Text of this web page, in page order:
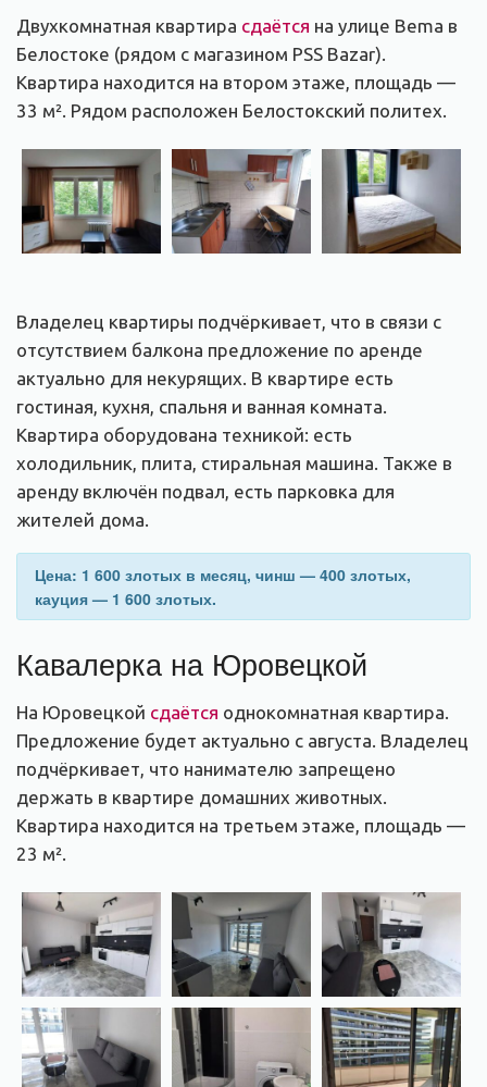
Двухкомнатная квартира сдаётся на улице Bema в
Белостоке (рядом с магазином PSS Bazar).
Квартира находится на втором этаже, площадь —
33 м². Рядом расположен Белостокский политех.
Владелец квартиры подчёркивает, что в связи с
отсутствием балкона предложение по аренде
актуально для некурящих. В квартире есть
гостиная, кухня, спальня и ванная комната.
Квартира оборудована техникой: есть
холодильник, плита, стиральная машина. Также в
аренду включён подвал, есть парковка для
жителей дома.
Цена: 1 600 злотых в месяц, чинш — 400 злотых,
кауция — 1 600 злотых.
Кавалерка на Юровецкой
На Юровецкой сдаётся однокомнатная квартира.
Предложение будет актуально с августа. Владелец
подчёркивает, что нанимателю запрещено
держать в квартире домашних животных.
Квартира находится на третьем этаже, площадь —
23 м².